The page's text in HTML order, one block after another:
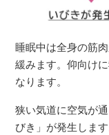
睡眠中は全身の筋
緩みます。仰向け
なります。
狭い気道に空気が
びき」が発生しま